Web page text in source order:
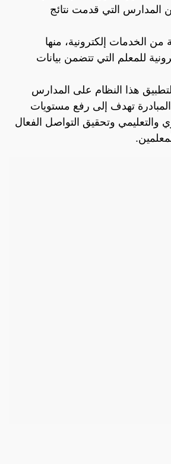
التي قدمت نتائج
الخدمات إلكترونية، منها
للمعلم التي تتضمن بيانات
هذا النظام على المدارس
المبادرة تهدف إلى رفع مستويات
والتعليمي وتحقيق التواصل الفعال